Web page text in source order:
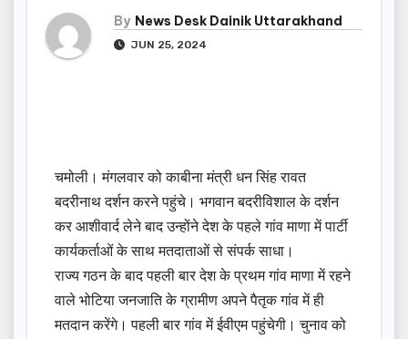
By News Desk Dainik Uttarakhand
JUN 25, 2024
चमोली। मंगलवार को काबीना मंत्री धन सिंह रावत
बदरीनाथ दर्शन करने पहुंचे। भगवान बदरीविशाल के दर्शन
कर आशीवार्द लेने बाद उन्होंने देश के पहले गांव माणा में पार्टी
कार्यकर्ताओं के साथ मतदाताओं से संपर्क साधा।
राज्य गठन के बाद पहली बार देश के प्रथम गांव माणा में रहने
वाले भोटिया जनजाति के ग्रामीण अपने पैतृक गांव में ही
मतदान करेंगे। पहली बार गांव में ईवीएम पहुंचेगी। चुनाव को